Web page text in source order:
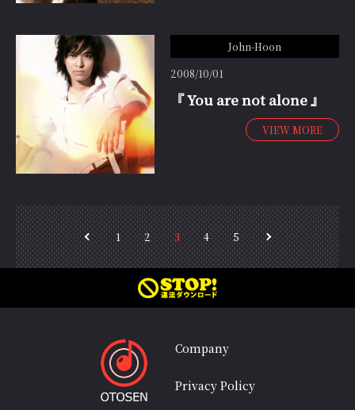
John-Hoon
2008/10/01
『 You are not alone 』
VIEW MORE
＜
1 2 3 4 5
＞
Company
Privacy Policy